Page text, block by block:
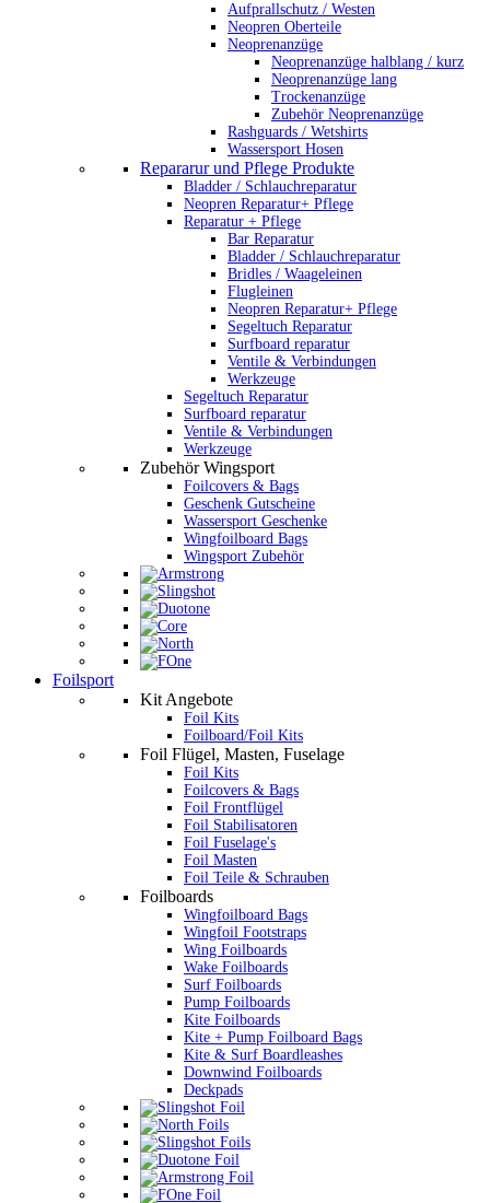
Aufprallschutz / Westen
Neopren Oberteile
Neoprenanzüge
Neoprenanzüge halblang / kurz
Neoprenanzüge lang
Trockenanzüge
Zubehör Neoprenanzüge
Rashguards / Wetshirts
Wassersport Hosen
Repararur und Pflege Produkte
Bladder / Schlauchreparatur
Neopren Reparatur+ Pflege
Reparatur + Pflege
Bar Reparatur
Bladder / Schlauchreparatur
Bridles / Waageleinen
Flugleinen
Neopren Reparatur+ Pflege
Segeltuch Reparatur
Surfboard reparatur
Ventile & Verbindungen
Werkzeuge
Segeltuch Reparatur
Surfboard reparatur
Ventile & Verbindungen
Werkzeuge
Zubehör Wingsport
Foilcovers & Bags
Geschenk Gutscheine
Wassersport Geschenke
Wingfoilboard Bags
Wingsport Zubehör
Foilsport
Kit Angebote
Foil Kits
Foilboard/Foil Kits
Foil Flügel, Masten, Fuselage
Foil Kits
Foilcovers & Bags
Foil Frontflügel
Foil Stabilisatoren
Foil Fuselage's
Foil Masten
Foil Teile & Schrauben
Foilboards
Wingfoilboard Bags
Wingfoil Footstraps
Wing Foilboards
Wake Foilboards
Surf Foilboards
Pump Foilboards
Kite Foilboards
Kite + Pump Foilboard Bags
Kite & Surf Boardleashes
Downwind Foilboards
Deckpads